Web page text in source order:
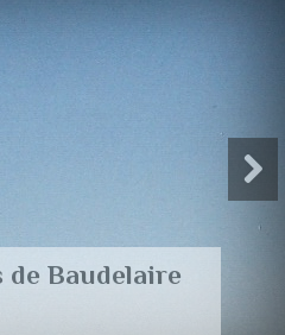
de Baudelaire